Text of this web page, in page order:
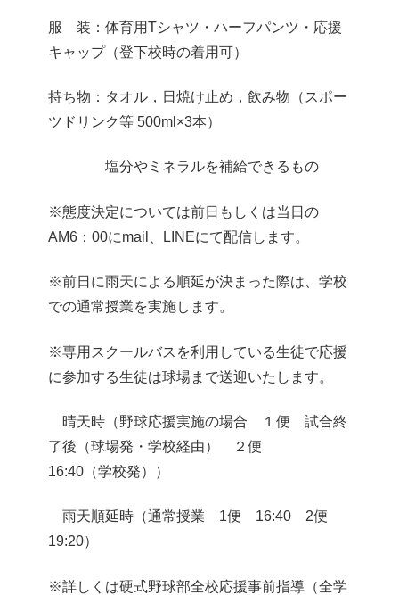
服 装：体育用Tシャツ・ハーフパンツ・応援
キャップ（登下校時の着用可）
持ち物：タオル，日焼け止め，飲み物（スポー
ツドリンク等 500ml×3本）
塩分やミネラルを補給できるもの
※態度決定については前日もしくは当日の
AM6：00にmail、LINEにて配信します。
※前日に雨天による順延が決まった際は、学校
での通常授業を実施します。
※専用スクールバスを利用している生徒で応援
に参加する生徒は球場まで送迎いたします。
晴天時（野球応援実施の場合 １便 試合終
了後（球場発・学校経由） ２便
16:40（学校発））
雨天順延時（通常授業 1便 16:40 2便
19:20）
※詳しくは硬式野球部全校応援事前指導（全学